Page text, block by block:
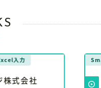
入力
株式会社